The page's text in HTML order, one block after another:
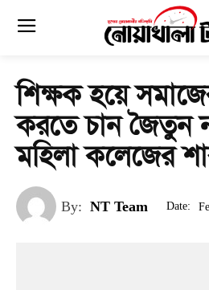
শিক্ষক হয়ে
করতে চান জৈতুন
মহিলা কলেজের
By: NT Team Date: